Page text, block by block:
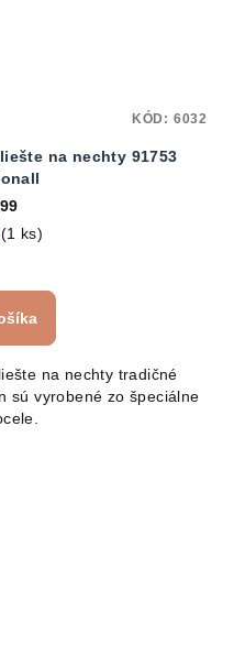
na nechty 91753
(1 ks)
na nechty tradičné
sú vyrobené zo špeciálne
KÓD: 6032